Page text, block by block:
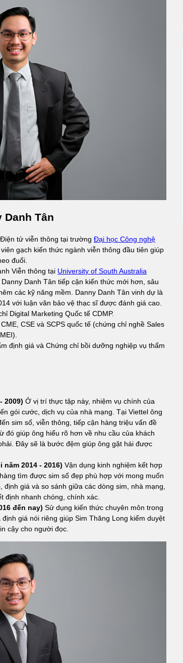
Danh Tân
tử viễn thông tại trường Đại học Công nghệ
gạch kiến thức ngành viễn thông đầu tiên giúp
đuổi.
Viễn thông tại University of South Australia
Danh Tân tiếp cận kiến thức mới hơn, sâu
các kỹ năng mềm. Danny Danh Tân vinh dự là
với luận văn bảo vệ thạc sĩ được đánh giá cao.
Digital Marketing Quốc tế CDMP.
CSE và SCPS quốc tế (chứng chỉ nghề Sales
định giá và Chứng chỉ bồi dưỡng nghiệp vụ thẩm
2009) Ở vị trí thực tập này, nhiệm vụ chính của
gói cước, dịch vụ của nhà mạng. Tại Viettel ông
sim số, viễn thông, tiếp cận hàng triệu vấn đề
đó giúp ông hiểu rõ hơn về nhu cầu của khách
Đây sẽ là bước đệm giúp ông gặt hái được
2014 - 2016) Vận dụng kinh nghiệm kết hợp
tìm được sim số đẹp phù hợp với mong muốn
giá và so sánh giữa các dòng sim, nhà mạng,
định nhanh chóng, chính xác.
đến nay) Sử dụng kiến thức chuyên môn trong
giá nói riêng giúp Sim Thăng Long kiểm duyệt
cậy cho người đọc.